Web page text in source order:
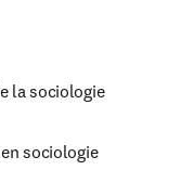
la sociologie
sociologie